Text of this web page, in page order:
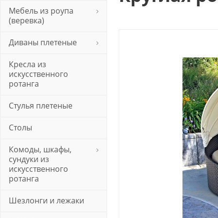
Мебель из роупа
(веревка)
Диваны плетеные
Кресла из
искусственного
ротанга
Стулья плетеные
Столы
Комоды, шкафы,
сундуки из
искусственного
ротанга
Шезлонги и лежаки